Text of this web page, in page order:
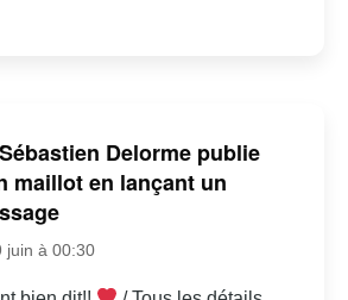
Delorme publie
maillot en lançant un
juin à 00:30